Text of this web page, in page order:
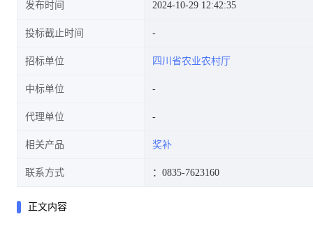
发布时间 2024-10-29 12:42:35
投标截止时间
招标单位 四川省农业农村厅
中标单位
代理单位
相关产品 奖补
联系方式 ：0835-7623160
正文内容